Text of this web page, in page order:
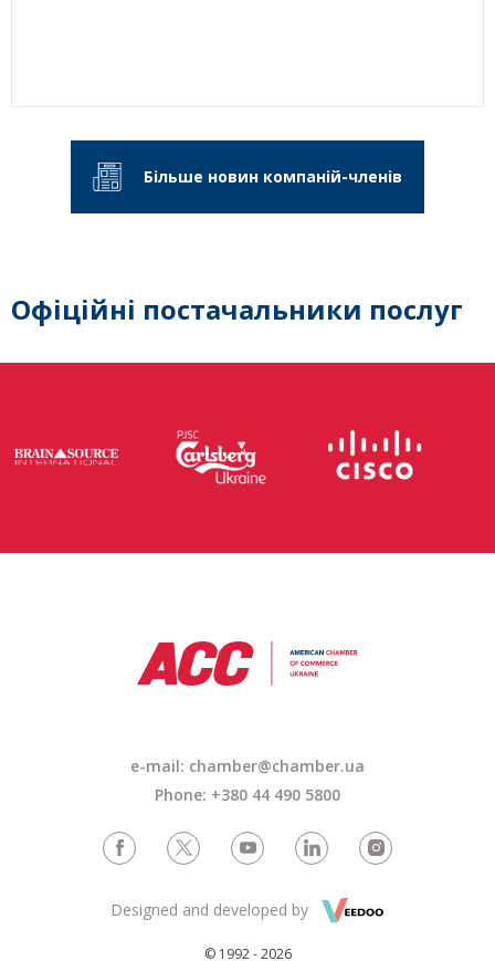
Більше новин компаній-членів
Офіційні постачальники послуг
e-mail: chamber@chamber.ua
Phone: +380 44 490 5800
© 1992 - 2026
Designed and developed by